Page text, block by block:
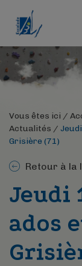
Vous êtes ici /
Actualités /
Grisière (71)
Retour à la
Jeudi
ados